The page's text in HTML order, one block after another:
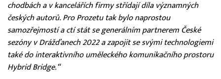
chodbách a v kancelářích firmy střídají díla významných
českých autorů. Pro Prozetu tak bylo naprostou
samozřejmostí a ctí stát se generálním partnerem České
sezóny v Drážďanech 2022 a zapojit se svými technologiemi
také do interaktivního uměleckého komunikačního prostoru
Hybrid Bridge.“